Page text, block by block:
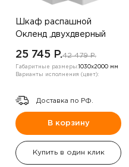
Шкаф распашной
Окленд ,двухдверный
25 745 P.42 479 P.
Габаритные размеры: 1030х2000 мм
Варианты исполнения (цвет):
Доставка по РФ.
В корзину
Купить в один клик